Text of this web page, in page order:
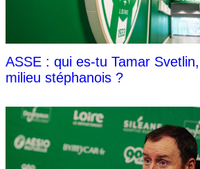
ASSE : qui es-tu Tamar
milieu stéphanois ?